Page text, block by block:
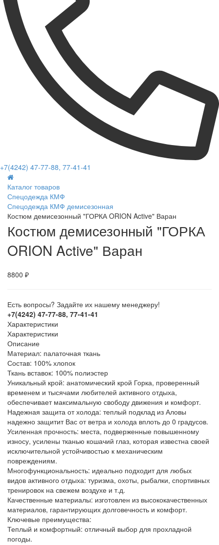
+7(4242) 47-77-88, 77-41-41
Каталог товаров
Спецодежда КМФ
Спецодежда КМФ демисезонная
Костюм демисезонный "ГОРКА ORION Active" Варан
Костюм демисезонный "ГОРКА
ORION Active" Варан
8800 ₽
Есть вопросы? Задайте их нашему менеджеру!
+7(4242) 47-77-88, 77-41-41
Характеристики
Характеристики
Описание
Материал: палаточная ткань
Состав: 100% хлопок
Ткань вставок: 100% полиэстер
Уникальный крой: анатомический крой Горка, проверенный
временем и тысячами любителей активного отдыха,
обеспечивает максимальную свободу движения и комфорт.
Надежная защита от холода: теплый подклад из Аловы
надежно защитит Вас от ветра и холода вплоть до 0 градусов.
Усиленная прочность: места, подверженные повышенному
износу, усилены тканью кошачий глаз, которая известна своей
исключительной устойчивостью к механическим
повреждениям.
Многофункциональность: идеально подходит для любых
видов активного отдыха: туризма, охоты, рыбалки, спортивных
тренировок на свежем воздухе и т.д.
Качественные материалы: изготовлен из высококачественных
материалов, гарантирующих долговечность и комфорт.
Ключевые преимущества:
Теплый и комфортный: отличный выбор для прохладной
погоды.